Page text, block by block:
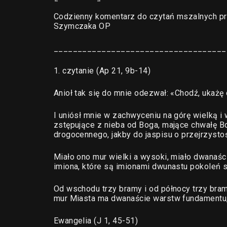
Codzienny komentarz do czytań mszalnych
Szymczaka OP
1. czytanie (Ap 21, 9b-14)
Anioł tak się do mnie odezwał: «Chodź,
I uniósł mnie w zachwyceniu na górę wielką
zstępujące z nieba od Boga, mające chwałę
drogocennego, jakby do jaspisu o
Miało ono mur wielki a wysoki, miało
imiona, które są imionami dwunastu pokoleń
Od wschodu trzy bramy i od północy trzy
mur Miasta ma dwanaście warstw
Ewangelia (J 1, 45-51)